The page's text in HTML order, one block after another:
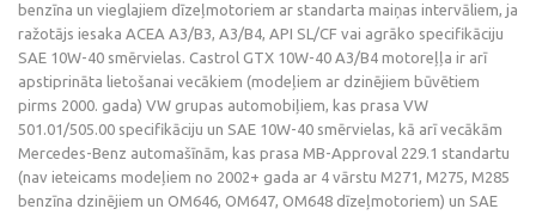
benzīna un vieglajiem dīzeļmotoriem ar standarta maiņas intervāliem, ja
ražotājs iesaka ACEA A3/B3, A3/B4, API SL/CF vai agrāko specifikāciju
SAE 10W-40 smērvielas. Castrol GTX 10W-40 A3/B4 motoreļļa ir arī
apstiprināta lietošanai vecākiem (modeļiem ar dzinējiem būvētiem
pirms 2000. gada) VW grupas automobiļiem, kas prasa VW
501.01/505.00 specifikāciju un SAE 10W-40 smērvielas, kā arī vecākām
Mercedes-Benz automašīnām, kas prasa MB-Approval 229.1 standartu
(nav ieteicams modeļiem no 2002+ gada ar 4 vārstu M271, M275, M285
benzīna dzinējiem un OM646, OM647, OM648 dīzeļmotoriem) un SAE